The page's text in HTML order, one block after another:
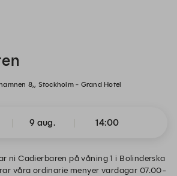
8,, Stockholm - Grand Hotel
9 aug. 14:00
ni Cadierbaren på våning 1 i Bolinderska
våra ordinarie menyer vardagar 07.00-